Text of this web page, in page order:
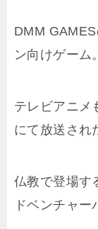
DMM
ン向けゲーム。
テレビアニメ
にて放送され
仏教で登場す
ドベンチャー